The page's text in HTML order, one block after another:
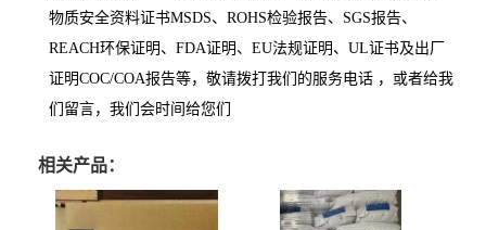
物质安全资料证书MSDS、ROHS检验报告、SGS报告、
REACH环保证明、FDA证明、EU法规证明、UL证书及出厂
证明COC/COA报告等，敬请拨打我们的服务电话 ，或者给我
们留言，我们会时间给您们
相关产品：